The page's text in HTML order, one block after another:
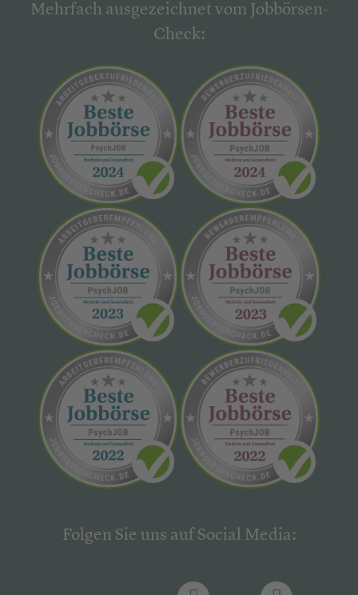
Mehrfach ausgezeichnet vom Jobbörsen-
Check:
Folgen Sie uns auf Social Media: